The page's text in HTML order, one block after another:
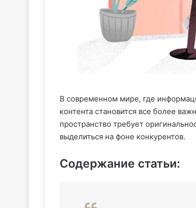
В современном мире, где
контента становится все более
пространство требует
выделиться на фоне конкурентов.
Содержание статьи: